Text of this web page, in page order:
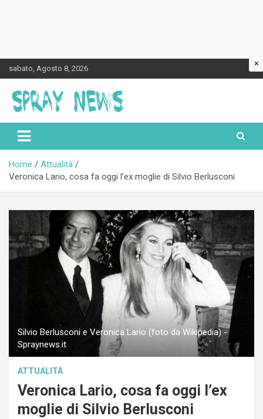
to
content
sabato, Agosto 8, 2026
Spraynews.it
Home
Attualità
Veronica Lario, cosa fa oggi l’ex moglie di Silvio Berlusconi
Silvio Berlusconi e Veronica Lario (foto da Wikipedia) -
Spraynews.it
ATTUALITÀ
Veronica Lario, cosa fa oggi l’ex
moglie di Silvio Berlusconi
×